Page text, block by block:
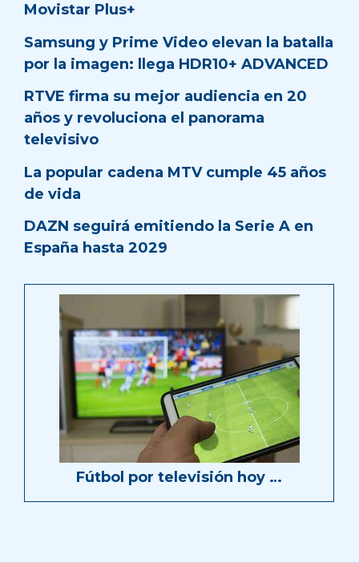
Movistar Plus+
Samsung y Prime Video elevan la batalla
por la imagen: llega HDR10+ ADVANCED
RTVE firma su mejor audiencia en 20
años y revoluciona el panorama
televisivo
La popular cadena MTV cumple 45 años
de vida
DAZN seguirá emitiendo la Serie A en
España hasta 2029
Fútbol por televisión hoy …